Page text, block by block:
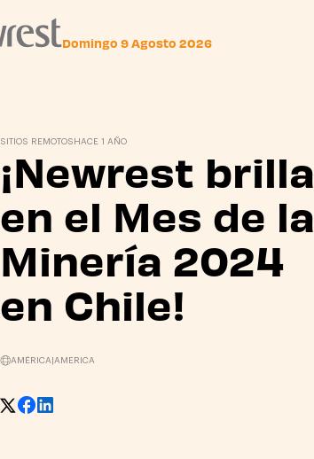
Domingo 9 Agosto 2026
SITIOS REMOTOS HACE 1 AÑO
¡Newrest brilla
en el Mes de la
Minería 2024
en Chile!
AMÉRICA| AMERICA